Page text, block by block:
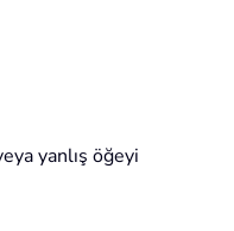
yanlış öğeyi